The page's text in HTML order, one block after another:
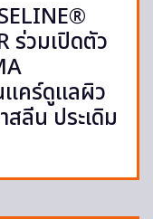
ร่วมเปิดตัว
แคร์ดูแลผิว
ลีน ประเดิม